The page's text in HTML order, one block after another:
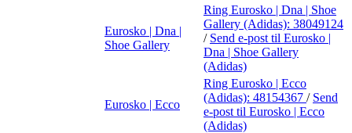
Eurosko | Dna |
Shoe Gallery
Ring Eurosko | Dna | Shoe
Gallery (Adidas): 38049124
/ Send e-post til Eurosko |
Dna | Shoe Gallery
(Adidas)
Eurosko | Ecco
Ring Eurosko | Ecco
(Adidas): 48154367 / Send
e-post til Eurosko | Ecco
(Adidas)